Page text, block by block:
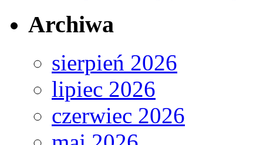
Archiwa
sierpień 2026
lipiec 2026
czerwiec 2026